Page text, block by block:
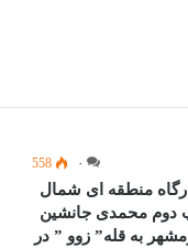
۰ 558
منطقه ای شمال
دوم محمدی جانشین
به قله” زوو ” در